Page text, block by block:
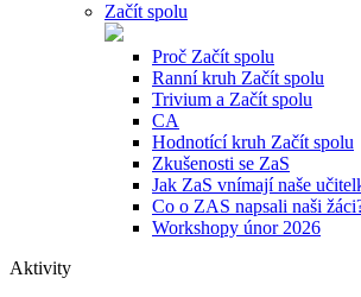
Začít spolu
Proč Začít spolu
Ranní kruh Začít spolu
Trivium a Začít spolu
CA
Hodnotící kruh Začít spolu
Zkušenosti se ZaS
Jak ZaS vnímají naše
Co o ZAS napsali naši
Workshopy únor 2026
Aktivity